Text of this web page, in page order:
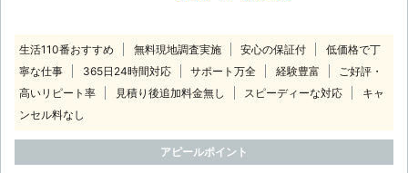
生活110番おすすめ 無料現地調査実施 安心の保証付
低価格で丁
寧な仕事
365日24時間対応 サポート万全 経験豊富
ご好評・
高いリピート率
見積り後追加料金無し スピーディーな対応
キャ
ンセル料なし
アピールポイント